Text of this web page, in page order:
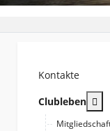
Kontakte
Clubleben